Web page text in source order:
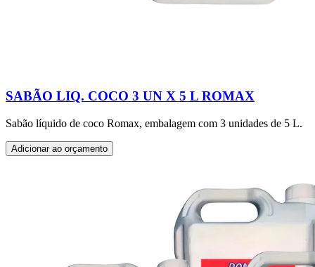
SABÃO LIQ. COCO 3 UN X 5 L ROMAX
Sabão líquido de coco Romax, embalagem com 3 unidades de 5 L.
Adicionar ao orçamento